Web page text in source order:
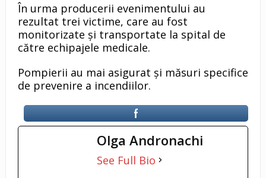
În urma producerii evenimentului au
rezultat trei victime, care au fost
monitorizate și transportate la spital de
către echipajele medicale.
Pompierii au mai asigurat și măsuri specifice
de prevenire a incendiilor.
Olga Andronachi
See Full Bio